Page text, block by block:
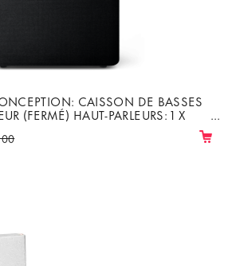
CAISSON DE BASSES
(FERMÉ) HAUT-PARLEURS: 1 X
EN FRÉQUENCES: 20HZ -
MAXI: 116DB
D PUISSANCE
RMS FILTRE PASSE-BAS